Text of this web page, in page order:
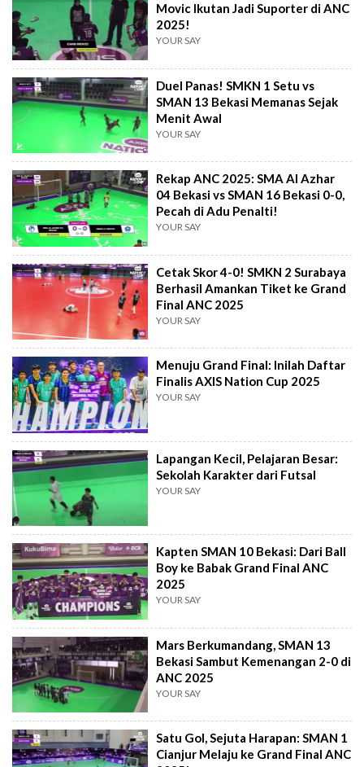
Movic Ikutan Jadi Suporter di ANC
2025!
YOUR SAY
Duel Panas! SMKN 1 Setu vs
SMAN 13 Bekasi Memanas Sejak
Menit Awal
YOUR SAY
Rekap ANC 2025: SMA Al Azhar
04 Bekasi vs SMAN 16 Bekasi 0-0,
Pecah di Adu Penalti!
YOUR SAY
Cetak Skor 4-0! SMKN 2 Surabaya
Berhasil Amankan Tiket ke Grand
Final ANC 2025
YOUR SAY
Menuju Grand Final: Inilah Daftar
Finalis AXIS Nation Cup 2025
YOUR SAY
Lapangan Kecil, Pelajaran Besar:
Sekolah Karakter dari Futsal
YOUR SAY
Kapten SMAN 10 Bekasi: Dari Ball
Boy ke Babak Grand Final ANC
2025
YOUR SAY
Mars Berkumandang, SMAN 13
Bekasi Sambut Kemenangan 2-0 di
ANC 2025
YOUR SAY
Satu Gol, Sejuta Harapan: SMAN 1
Cianjur Melaju ke Grand Final ANC